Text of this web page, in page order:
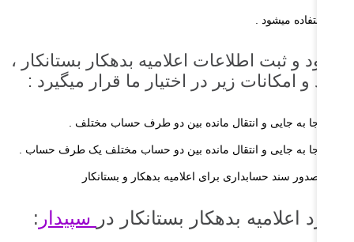
استفاده میشود .
ورود و ثبت اطلاعات اعلامیه بدهکار بستانکار ،
و امکانات زیر در اختیار ما قرار میگیرد :
جا به جایی و انتقال مانده بین دو طرف حساب مختلف .
جا به جایی و انتقال مانده بین دو حساب مختلف یک طرف حساب .
صدور سند حسابداری برای اعلامیه بدهکار و بستانکار
اعلامیه بدهکار بستانکار در سپیدار